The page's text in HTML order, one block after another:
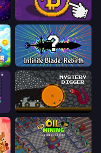
Money Maker
Infinite Blade: Rebirth
Mystery Digger